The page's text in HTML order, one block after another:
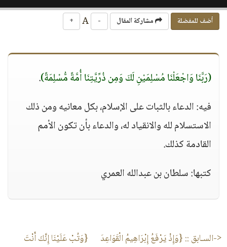
أضف للمفضلة مشاركة المقال -
+
(رَبَّنَا وَاجْعَلْنَا مُسْلِمَيْنِ لَكَ وَمِن ذُرِّيَّتِنَا أُمَّةً مُّسْلِمَةً).
فيه: الدعاء بالثبات على الإسلام، بكل معانيه ومن ذلك
الاستسلام لله والانقياد له، والدعاء بأن تكون الأمم
القادمة كذلك.
كتبها: سلطان بن عبدالله العمري
<-السـابق :: {وَإِذْ يَرْفَعُ إِبْرَاهِيمُ الْقَوَاعِدَ
{وَتُبْ عَلَيْنَا إِنَّكَ أَنْتَ